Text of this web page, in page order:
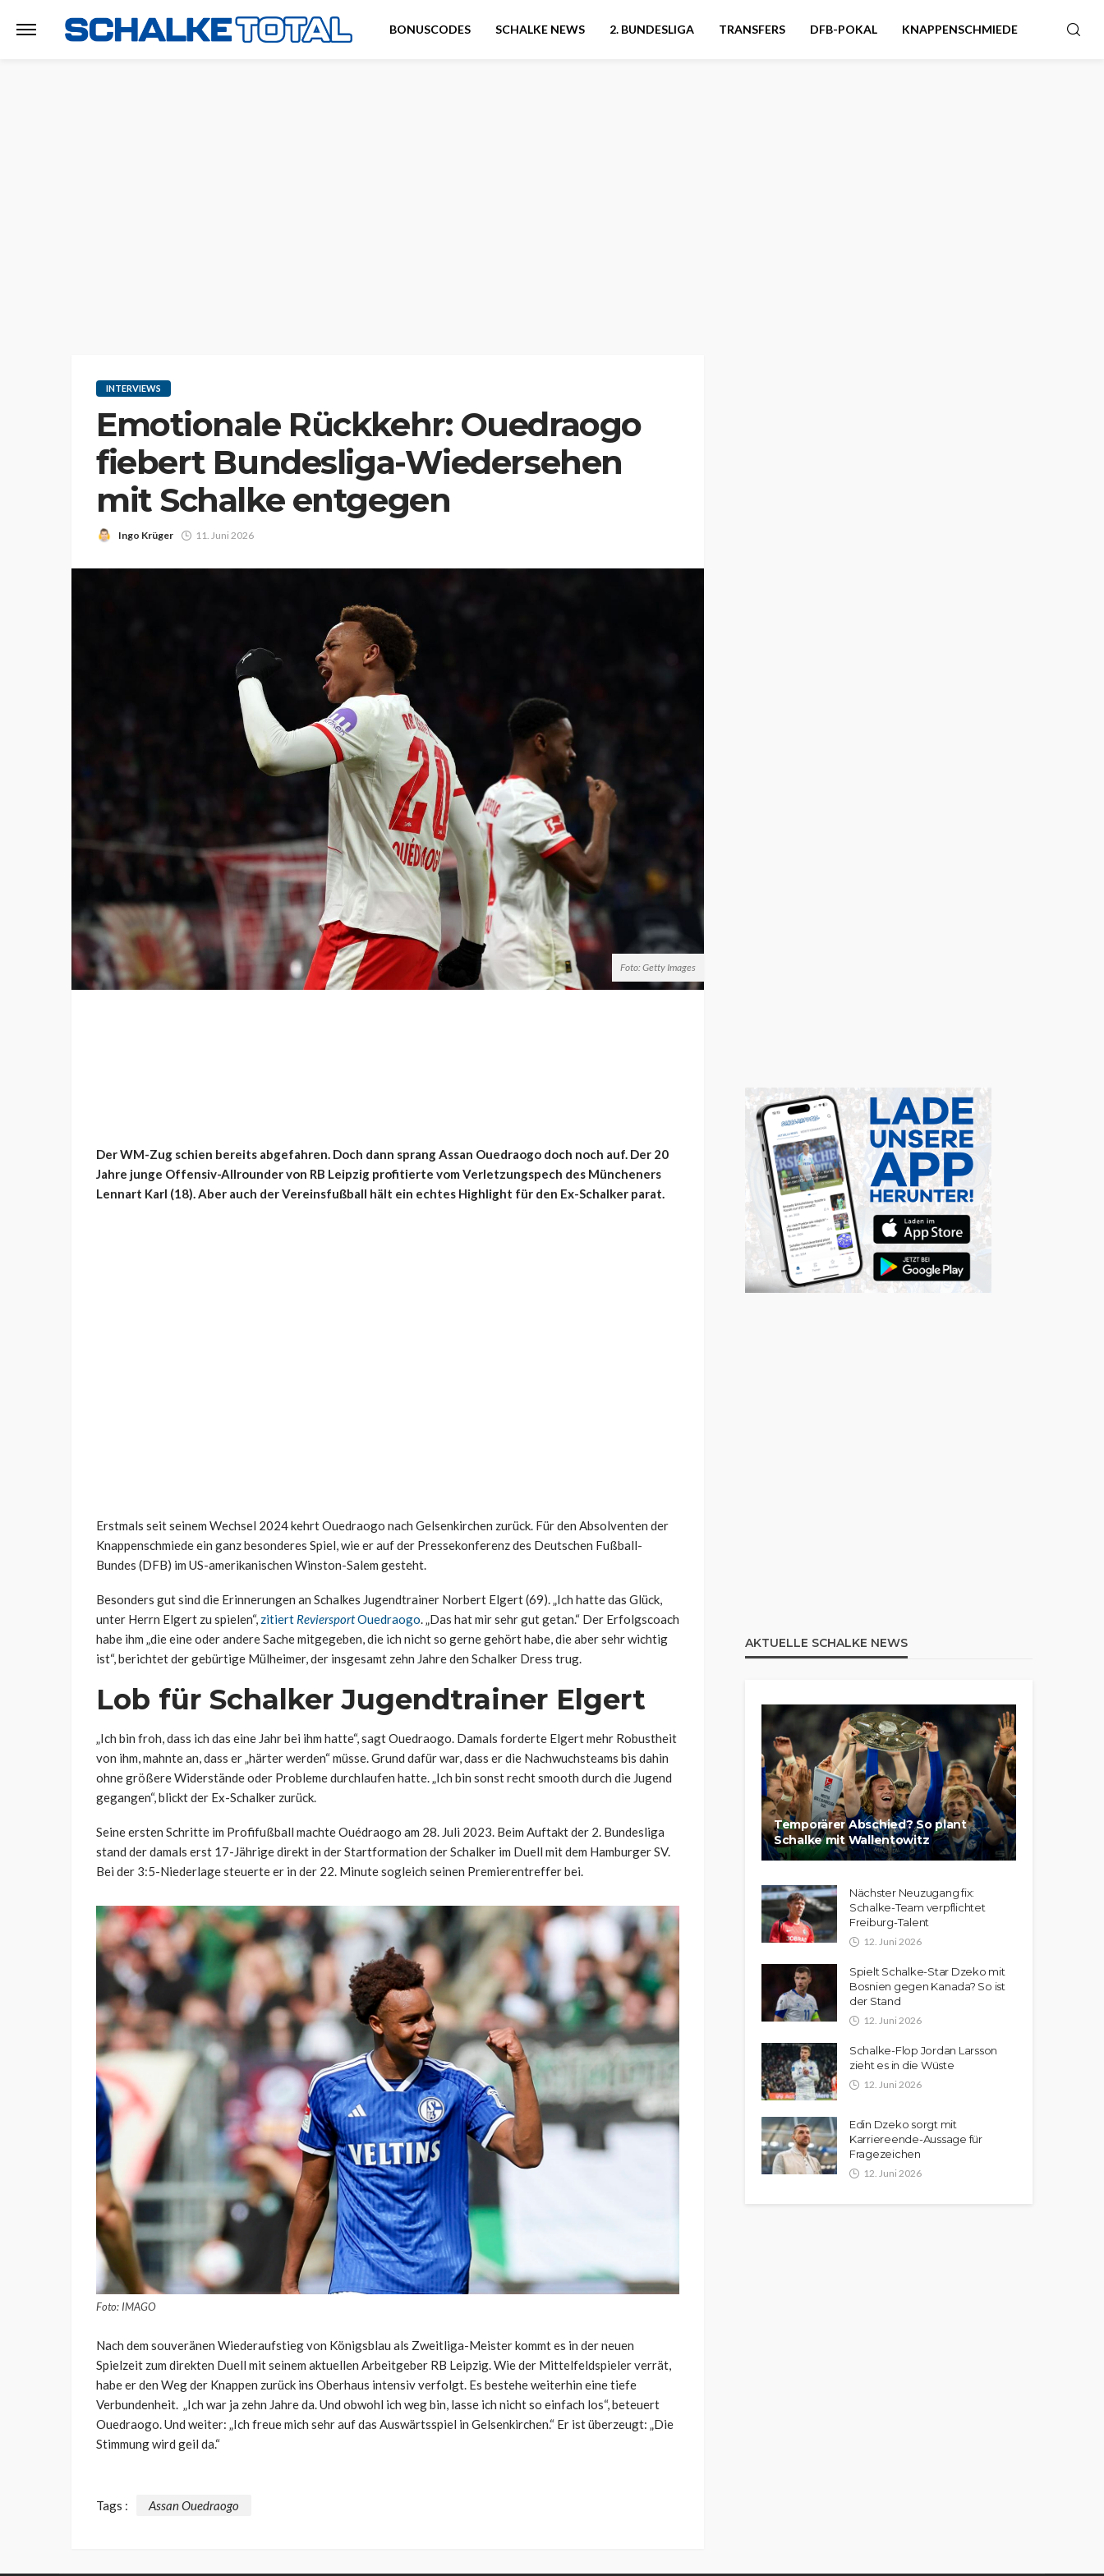
BONUSCODES SCHALKE NEWS 2. BUNDESLIGA TRANSFERS DFB-POKAL KNAPPENSCHMIEDE
INTERVIEWS
Emotionale Rückkehr: Ouedraogo
fiebert Bundesliga-Wiedersehen
mit Schalke entgegen
Ingo Krüger 11. Juni 2026
Foto: Getty Images
Der WM-Zug schien bereits abgefahren. Doch dann sprang Assan Ouedraogo doch noch auf. Der 20
Jahre junge Offensiv-Allrounder von RB Leipzig profitierte vom Verletzungspech des Müncheners
Lennart Karl (18). Aber auch der Vereinsfußball hält ein echtes Highlight für den Ex-Schalker parat.
Erstmals seit seinem Wechsel 2024 kehrt Ouedraogo nach Gelsenkirchen zurück. Für den Absolventen der
Knappenschmiede ein ganz besonderes Spiel, wie er auf der Pressekonferenz des Deutschen Fußball-
Bundes (DFB) im US-amerikanischen Winston-Salem gesteht.
Besonders gut sind die Erinnerungen an Schalkes Jugendtrainer Norbert Elgert (69). „Ich hatte das Glück,
unter Herrn Elgert zu spielen“, zitiert ReviersportOuedraogo. „Das hat mir sehr gut getan.“ Der Erfolgscoach
habe ihm „die eine oder andere Sache mitgegeben, die ich nicht so gerne gehört habe, die aber sehr wichtig
ist“, berichtet der gebürtige Mülheimer, der insgesamt zehn Jahre den Schalker Dress trug.
Lob für Schalker Jugendtrainer Elgert
„Ich bin froh, dass ich das eine Jahr bei ihm hatte“, sagt Ouedraogo. Damals forderte Elgert mehr Robustheit
von ihm, mahnte an, dass er „härter werden“ müsse. Grund dafür war, dass er die Nachwuchsteams bis dahin
ohne größere Widerstände oder Probleme durchlaufen hatte. „Ich bin sonst recht smooth durch die Jugend
gegangen“, blickt der Ex-Schalker zurück.
Seine ersten Schritte im Profifußball machte Ouédraogo am 28. Juli 2023. Beim Auftakt der 2. Bundesliga
stand der damals erst 17-Jährige direkt in der Startformation der Schalker im Duell mit dem Hamburger SV.
Bei der 3:5-Niederlage steuerte er in der 22. Minute sogleich seinen Premierentreffer bei.
Foto: IMAGO
Nach dem souveränen Wiederaufstieg von Königsblau als Zweitliga-Meister kommt es in der neuen
Spielzeit zum direkten Duell mit seinem aktuellen Arbeitgeber RB Leipzig. Wie der Mittelfeldspieler verrät,
habe er den Weg der Knappen zurück ins Oberhaus intensiv verfolgt. Es bestehe weiterhin eine tiefe
Verbundenheit. „Ich war ja zehn Jahre da. Und obwohl ich weg bin, lasse ich nicht so einfach los“, beteuert
Ouedraogo. Und weiter: „Ich freue mich sehr auf das Auswärtsspiel in Gelsenkirchen.“ Er ist überzeugt: „Die
Stimmung wird geil da.“
Tags : Assan Ouedraogo
AKTUELLE SCHALKE NEWS
Temporärer Abschied? So plant
Schalke mit Wallentowitz
Nächster Neuzugang fix:
Schalke-Team verpflichtet
Freiburg-Talent
12. Juni 2026
Spielt Schalke-Star Dzeko mit
Bosnien gegen Kanada? So ist
der Stand
12. Juni 2026
Schalke-Flop Jordan Larsson
zieht es in die Wüste
12. Juni 2026
Edin Dzeko sorgt mit
Karriereende-Aussage für
Fragezeichen
12. Juni 2026